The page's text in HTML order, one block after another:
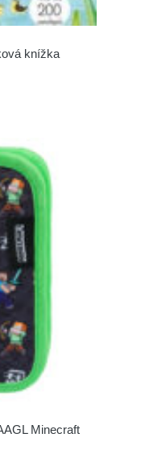
knížka
Minecraft